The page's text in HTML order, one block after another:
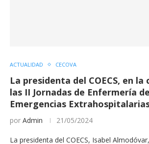
ACTUALIDAD CECOVA
La presidenta del COECS, en la
las II Jornadas de Enfermería
Emergencias Extrahospitalarias
por Admin 21/05/2024
La presidenta del COECS, Isabel